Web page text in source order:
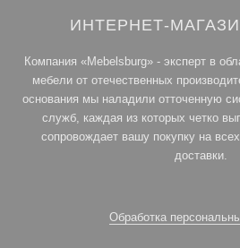
ИНТЕРНЕТ-
Компания «Mebelsburg» - эксперт в
мебели от отечественных
основания мы наладили отточенную
служб, каждая из которых четко
сопровождает вашу покупку на
доставки.
Обработка